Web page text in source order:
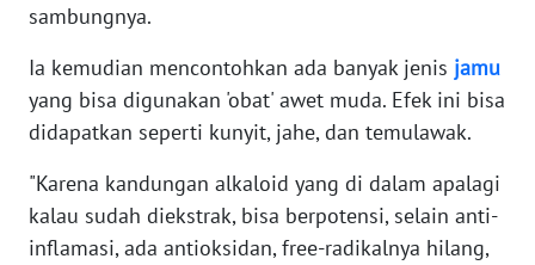
sambungnya.
Ia kemudian mencontohkan ada banyak jenis jamu
yang bisa digunakan 'obat' awet muda. Efek ini bisa
didapatkan seperti kunyit, jahe, dan temulawak.
"Karena kandungan alkaloid yang di dalam apalagi
kalau sudah diekstrak, bisa berpotensi, selain anti-
inflamasi, ada antioksidan, free-radikalnya hilang,
WN
WN
PAPUA
BARAT
WN
RIAU